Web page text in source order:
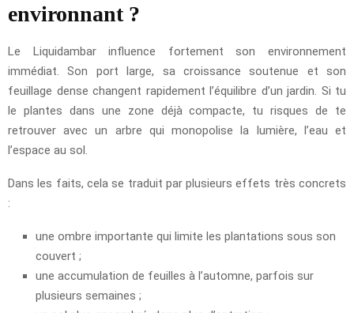
environnant ?
Le Liquidambar influence fortement son environnement
immédiat. Son port large, sa croissance soutenue et son
feuillage dense changent rapidement l’équilibre d’un jardin. Si tu
le plantes dans une zone déjà compacte, tu risques de te
retrouver avec un arbre qui monopolise la lumière, l’eau et
l’espace au sol.
Dans les faits, cela se traduit par plusieurs effets très concrets
:
une ombre importante qui limite les plantations sous son
couvert ;
une accumulation de feuilles à l’automne, parfois sur
plusieurs semaines ;